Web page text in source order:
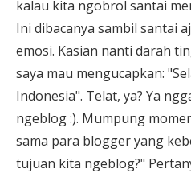
kalau kita ngobrol santai
Ini dibacanya sambil santai
emosi. Kasian nanti darah
saya mau mengucapkan:
Indonesia". Telat, ya? Ya
ngeblog :). Mumpung
sama para blogger yang
tujuan kita ngeblog?"